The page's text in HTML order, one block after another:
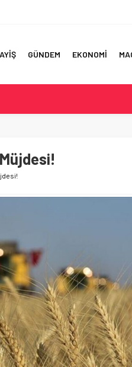
GÜNDEM EKONOMİ
5’İNCİLİK!
EN BÜYÜK HATALAR